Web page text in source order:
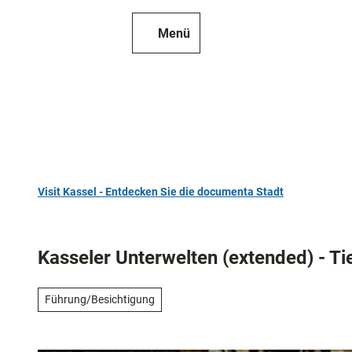
Menü
Visit Kassel - Entdecken Sie die documenta Stadt
Kasseler Unterwelten (extended) -
Führung/Besichtigung